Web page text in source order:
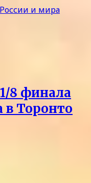
8 финала
в Торонто